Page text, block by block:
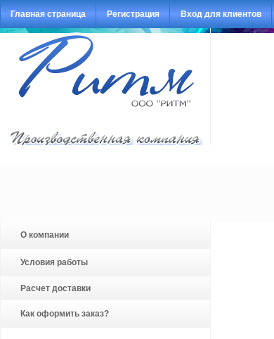
Главная страница Регистрация Вход для клиентов
О компании
Условия работы
Расчет доставки
Как оформить заказ?